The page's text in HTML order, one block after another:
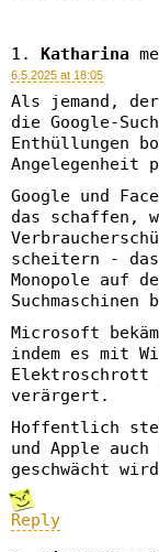
Katharina
6.5.2025 at 18:05
Als jemand,
die Google-
Enthüllungen
Angelegenheit
Google und
das schaffen,
scheitern -
Monopole auf
Suchmaschinen
Microsoft
indem es mit
Elektroschrott
verärgert.
Hoffentlich
und Apple
geschwächt
Reply